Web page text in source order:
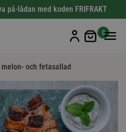
på-lådan med koden FRIFRAKT
Min
0
och fetasallad